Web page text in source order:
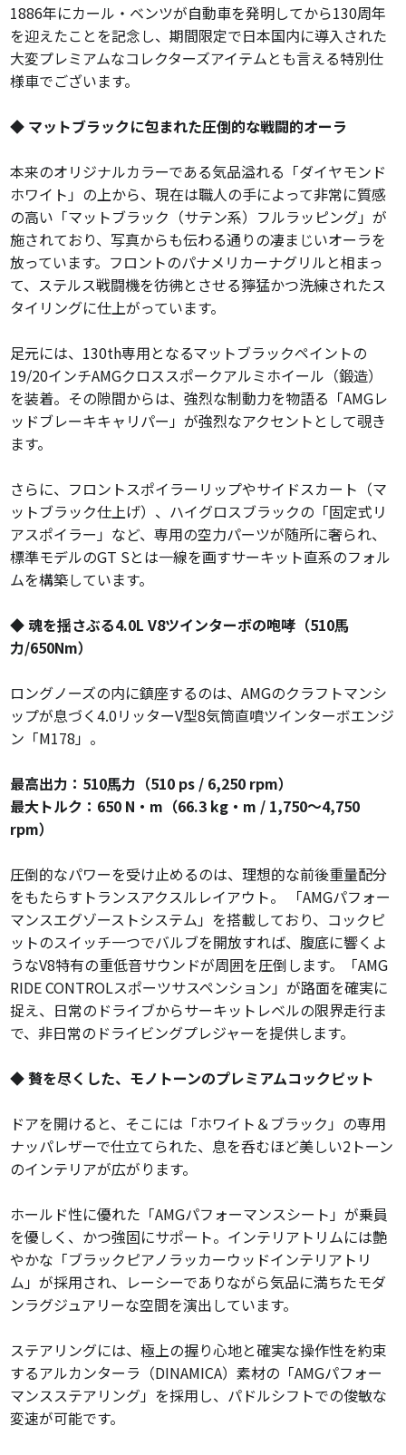
1886年にカール・ベンツが自動車を発明してから130周年
を迎えたことを記念し、期間限定で日本国内に導入された
大変プレミアムなコレクターズアイテムとも言える特別仕
様車でございます。
◆ マットブラックに包まれた圧倒的な戦闘的オーラ
本来のオリジナルカラーである気品溢れる「ダイヤモンド
ホワイト」の上から、現在は職人の手によって非常に質感
の高い「マットブラック（サテン系）フルラッピング」が
施されており、写真からも伝わる通りの凄まじいオーラを
放っています。フロントのパナメリカーナグリルと相まっ
て、ステルス戦闘機を彷彿とさせる獰猛かつ洗練されたス
タイリングに仕上がっています。
足元には、130th専用となるマットブラックペイントの
19/20インチAMGクロススポークアルミホイール（鍛造）
を装着。その隙間からは、強烈な制動力を物語る「AMGレ
ッドブレーキキャリパー」が強烈なアクセントとして覗き
ます。
さらに、フロントスポイラーリップやサイドスカート（マ
ットブラック仕上げ）、ハイグロスブラックの「固定式リ
アスポイラー」など、専用の空力パーツが随所に奢られ、
標準モデルのGT Sとは一線を画すサーキット直系のフォル
ムを構築しています。
◆ 魂を揺さぶる4.0L V8ツインターボの咆哮（510馬
力/650Nm）
ロングノーズの内に鎮座するのは、AMGのクラフトマンシ
ップが息づく4.0リッターV型8気筒直噴ツインターボエンジ
ン「M178」。
最高出力：510馬力（510 ps / 6,250 rpm）
最大トルク：650 N・m（66.3 kg・m / 1,750～4,750
rpm）
圧倒的なパワーを受け止めるのは、理想的な前後重量配分
をもたらすトランスアクスルレイアウト。 「AMGパフォー
マンスエグゾーストシステム」を搭載しており、コックピ
ットのスイッチ一つでバルブを開放すれば、腹底に響くよ
うなV8特有の重低音サウンドが周囲を圧倒します。「AMG
RIDE CONTROLスポーツサスペンション」が路面を確実に
捉え、日常のドライブからサーキットレベルの限界走行ま
で、非日常のドライビングプレジャーを提供します。
◆ 贅を尽くした、モノトーンのプレミアムコックピット
ドアを開けると、そこには「ホワイト＆ブラック」の専用
ナッパレザーで仕立てられた、息を呑むほど美しい2トーン
のインテリアが広がります。
ホールド性に優れた「AMGパフォーマンスシート」が乗員
を優しく、かつ強固にサポート。インテリアトリムには艶
やかな「ブラックピアノラッカーウッドインテリアトリ
ム」が採用され、レーシーでありながら気品に満ちたモダ
ンラグジュアリーな空間を演出しています。
ステアリングには、極上の握り心地と確実な操作性を約束
するアルカンターラ（DINAMICA）素材の「AMGパフォー
マンスステアリング」を採用し、パドルシフトでの俊敏な
変速が可能です。